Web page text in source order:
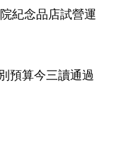
紀念品店試營運
預算今三讀通過